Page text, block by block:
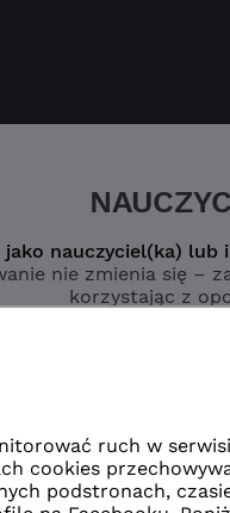
jako nauczyciel(ka) lub
nie zmienia się –
korzystając z